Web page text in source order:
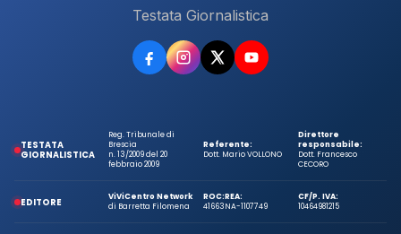
Testata Giornalistica
TESTATA
GIORNALISTICA
Reg. Tribunale di
Brescia
n. 13/2009 del 20
febbraio 2009
Referente:
Dott. Mario VOLLONO
Direttore
responsabile:
Dott. Francesco
CECORO
EDITORE
ViViCentro Network
di Barretta Filomena
ROC:
41663
REA:
NA-1107749
CF/P. IVA:
10464981215